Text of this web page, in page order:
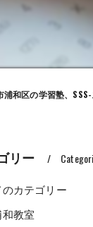
浦和区の学習塾、
リー
カテゴリー
教室